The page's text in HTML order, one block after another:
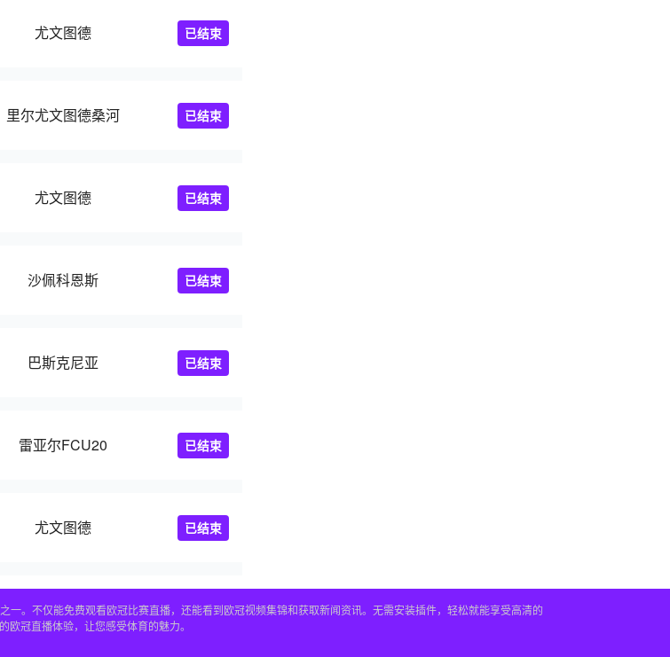
尤文图德 已结束
里尔尤文图德桑河 已结束
尤文图德 已结束
沙佩科恩斯 已结束
巴斯克尼亚 已结束
雷亚尔FCU20 已结束
尤文图德 已结束
。不仅能免费观看欧冠比赛直播，还能看到欧冠视频集锦和获取新闻资讯。无需安装插件，轻松就能享受高清的
冠直播体验，让您感受体育的魅力。